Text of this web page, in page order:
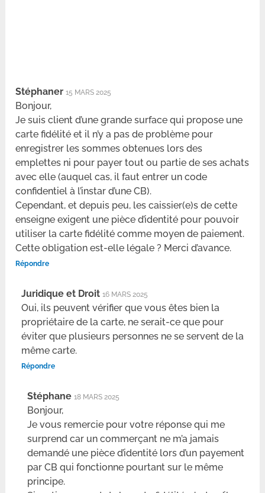
Stéphaner 15 MARS 2025
Bonjour,
Je suis client d’une grande surface qui propose une
carte fidélité et il n’y a pas de problème pour
enregistrer les sommes obtenues lors des
emplettes ni pour payer tout ou partie de ses achats
avec elle (auquel cas, il faut entrer un code
confidentiel à l’instar d’une CB).
Cependant, et depuis peu, les caissier(e)s de cette
enseigne exigent une pièce d’identité pour pouvoir
utiliser la carte fidélité comme moyen de paiement.
Cette obligation est-elle légale ? Merci d’avance.
Répondre
Juridique et Droit 16 MARS 2025
Oui, ils peuvent vérifier que vous êtes bien la
propriétaire de la carte, ne serait-ce que pour
éviter que plusieurs personnes ne se servent de la
même carte.
Répondre
Stéphane 18 MARS 2025
Bonjour,
Je vous remercie pour votre réponse qui me
surprend car un commerçant ne m’a jamais
demandé une pièce d’identité lors d’un payement
par CB qui fonctionne pourtant sur le même
principe.